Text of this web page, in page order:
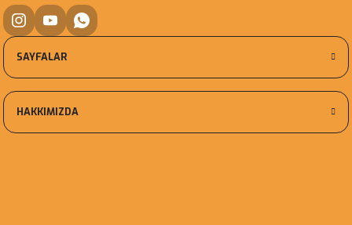
SAYFALAR
HAKKIMIZDA